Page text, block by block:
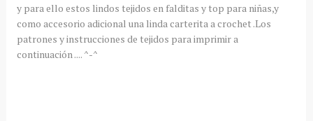
y para ello estos lindos tejidos en falditas y top para niñas,y
como accesorio adicional una linda carterita a crochet .Los
patrones y instrucciones de tejidos para imprimir a
continuación .... ^-^